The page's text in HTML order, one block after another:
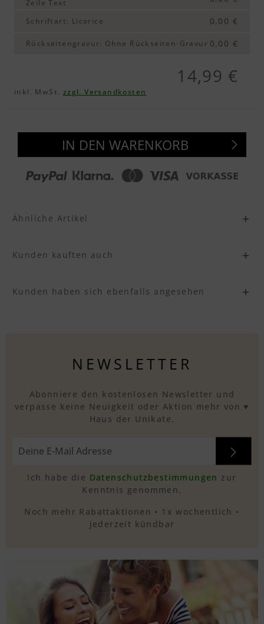
Textvorschau
Textvorschau
Textvorschau
Zeile Text
Schriftart: Licorice 0,00 €
Rückseitengravur: Ohne Rückseiten-Gravur 0,00 €
14,99 €
inkl. MwSt. zzgl. Versandkosten
IN DEN WARENKORB
Ähnliche Artikel
Kunden kauften auch
Kunden haben sich ebenfalls angesehen
NEWSLETTER
Abonniere den kostenlosen Newsletter und
verpasse keine Neuigkeit oder Aktion mehr von ♥
Haus der Unikate.
Ich habe die Datenschutzbestimmungen zur
Kenntnis genommen.
Noch mehr Rabattaktionen • 1x wochentlich •
jederzeit kündbar